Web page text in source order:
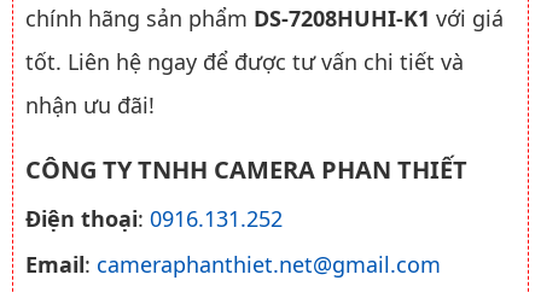
chính hãng sản phẩm DS-7208HUHI-K1 với giá
tốt. Liên hệ ngay để được tư vấn chi tiết và
nhận ưu đãi!
CÔNG TY TNHH CAMERA PHAN THIẾT
Điện thoại: 0916.131.252
Email: cameraphanthiet.net@gmail.com